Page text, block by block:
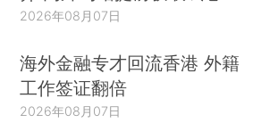
2026年08月07日
海外金融专才回流香港 外籍
工作签证翻倍
2026年08月07日